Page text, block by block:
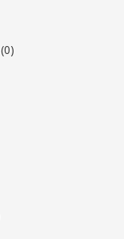
(0)